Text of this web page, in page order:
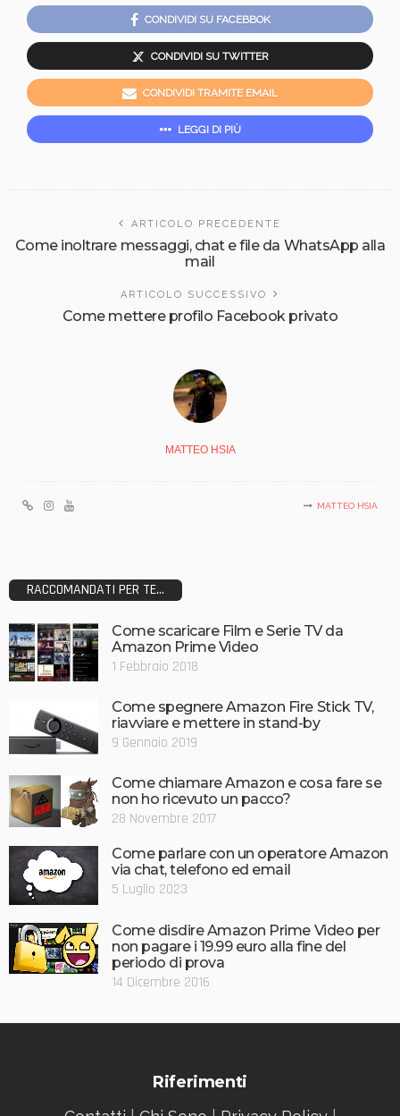
CONDIVIDI SU FACEBBOK
CONDIVIDI SU TWITTER
CONDIVIDI TRAMITE EMAIL
LEGGI DI PIÙ
ARTICOLO PRECEDENTE
Come inoltrare messaggi, chat e file da WhatsApp alla
mail
ARTICOLO SUCCESSIVO
Come mettere profilo Facebook privato
MATTEO HSIA
MATTEO HSIA
RACCOMANDATI PER TE...
Come scaricare Film e Serie TV da
Amazon Prime Video
1 Febbraio 2018
Come spegnere Amazon Fire Stick TV,
riavviare e mettere in stand-by
9 Gennaio 2019
Come chiamare Amazon e cosa fare se
non ho ricevuto un pacco?
28 Novembre 2017
Come parlare con un operatore Amazon
via chat, telefono ed email
5 Luglio 2023
Come disdire Amazon Prime Video per
non pagare i 19.99 euro alla fine del
periodo di prova
14 Dicembre 2016
Riferimenti